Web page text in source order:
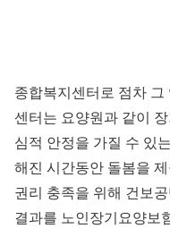
종합복지센터로 점차
센터는 요양원과 같이
심적 안정을 가질 수 있
해진 시간동안 돌봄을
권리 충족을 위해 건보
결과를 노인장기요양보